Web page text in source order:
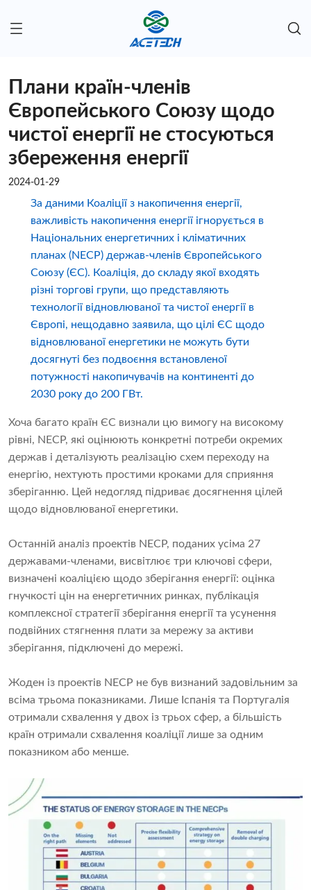
Плани країн-членів
Європейського Союзу щодо
чистої енергії не стосуються
збереження енергії
2024-01-29
За даними Коаліції з накопичення енергії,
важливість накопичення енергії ігнорується в
Національних енергетичних і кліматичних
планах (NECP) держав-членів Європейського
Союзу (ЄС). Коаліція, до складу якої входять
різні торгові групи, що представляють
технології відновлюваної та чистої енергії в
Європі, нещодавно заявила, що цілі ЄС щодо
відновлюваної енергетики не можуть бути
досягнуті без подвоєння встановленої
потужності накопичувачів на континенті до
2030 року до 200 ГВт.
Хоча багато країн ЄС визнали цю вимогу на високому
рівні, NECP, які оцінюють конкретні потреби окремих
держав і деталізують реалізацію схем переходу на
енергію, нехтують простими кроками для сприяння
зберіганню. Цей недогляд підриває досягнення цілей
щодо відновлюваної енергетики.
Останній аналіз проектів NECP, поданих усіма 27
державами-членами, висвітлює три ключові сфери,
визначені коаліцією щодо зберігання енергії: оцінка
гнучкості цін на енергетичних ринках, публікація
комплексної стратегії зберігання енергії та усунення
подвійних стягнення плати за мережу за активи
зберігання, підключені до мережі.
Жоден із проектів NECP не був визнаний задовільним за
всіма трьома показниками. Лише Іспанія та Португалія
отримали схвалення у двох із трьох сфер, а більшість
країн отримали схвалення коаліції лише за одним
показником або менше.